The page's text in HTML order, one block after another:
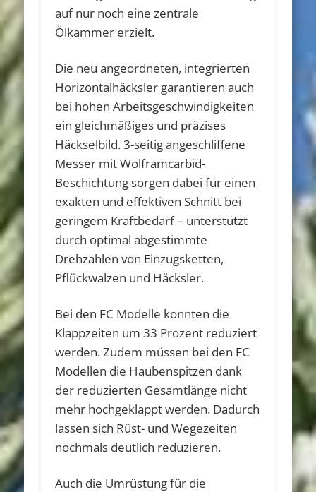
auf nur noch eine zentrale
Ölkammer erzielt.
Die neu angeordneten, integrierten
Horizontalhäcksler garantieren auch
bei hohen Arbeitsgeschwindigkeiten
ein gleichmäßiges und präzises
Häckselbild. 3-seitig angeschliffene
Messer mit Wolframcarbid-
Beschichtung sorgen dabei für einen
exakten und effektiven Schnitt bei
geringem Kraftbedarf – unterstützt
durch optimal abgestimmte
Drehzahlen von Einzugsketten,
Pflückwalzen und Häcksler.
Bei den FC Modelle konnten die
Klappzeiten um 33 Prozent reduziert
werden. Zudem müssen bei den FC
Modellen die Haubenspitzen dank
der reduzierten Gesamtlänge nicht
mehr hochgeklappt werden. Dadurch
lassen sich Rüst- und Wegezeiten
nochmals deutlich reduzieren.
Auch die Umrüstung für die